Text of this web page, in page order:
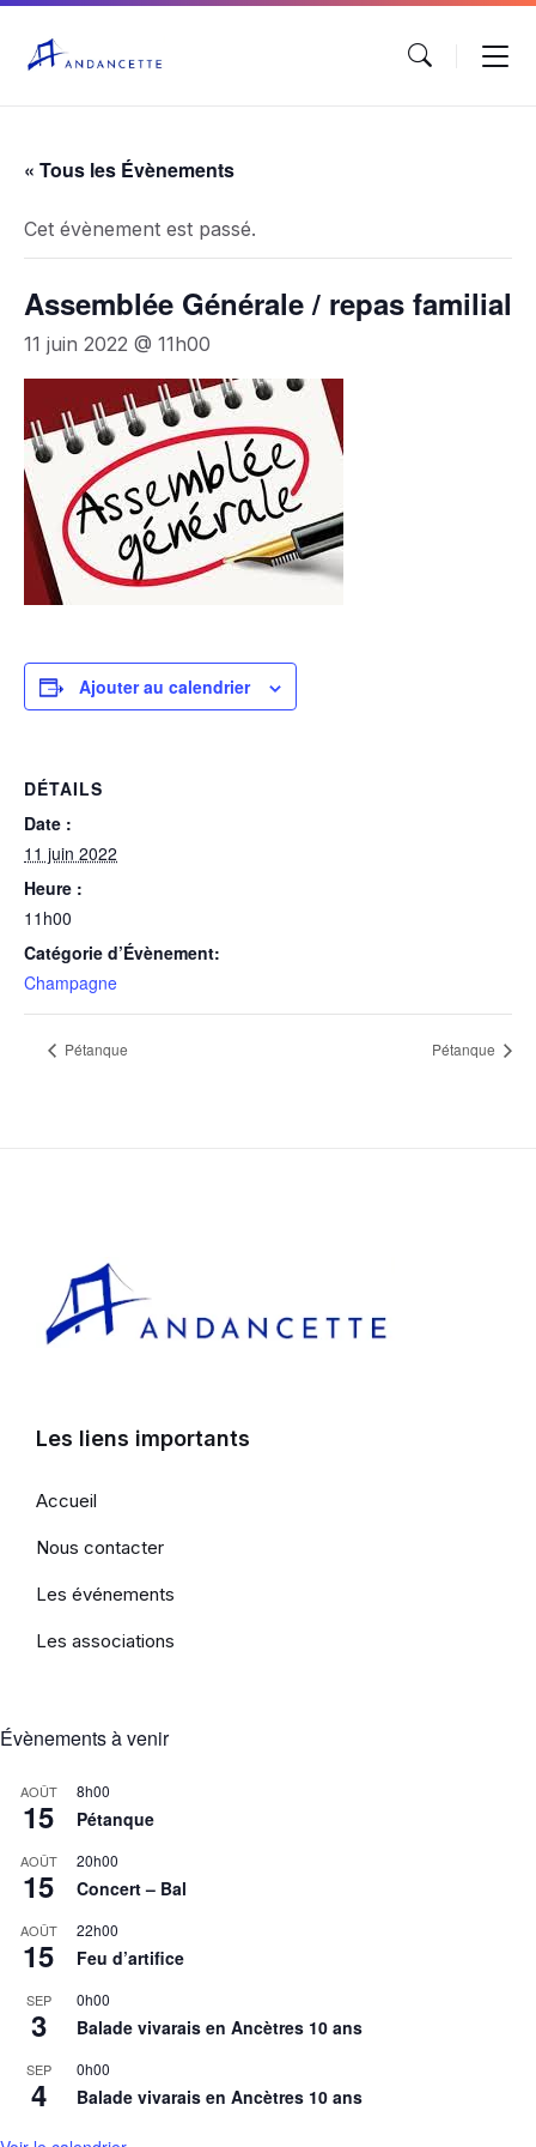
« Tous les Évènements
Cet évènement est passé.
Assemblée Générale / repas familial
11 juin 2022 @ 11h00
Ajouter au calendrier
DÉTAILS
Date :
11 juin 2022
Heure :
11h00
Catégorie d’Évènement:
Champagne
Pétanque Pétanque
Les liens importants
Accueil
Nous contacter
Les événements
Les associations
Évènements à venir
AOÛT
15
8h00
Pétanque
AOÛT
15
20h00
Concert – Bal
AOÛT
15
22h00
Feu d’artifice
SEP
3
0h00
Balade vivarais en Ancètres 10 ans
SEP
4
0h00
Balade vivarais en Ancètres 10 ans